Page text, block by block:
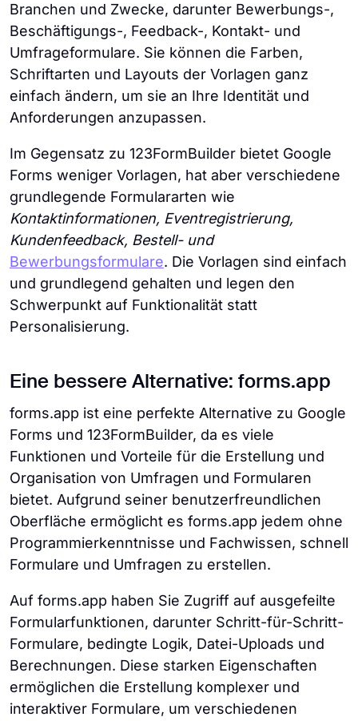
Branchen und Zwecke, darunter Bewerbungs-,
Beschäftigungs-, Feedback-, Kontakt- und
Umfrageformulare. Sie können die Farben,
Schriftarten und Layouts der Vorlagen ganz
einfach ändern, um sie an Ihre Identität und
Anforderungen anzupassen.
Im Gegensatz zu 123FormBuilder bietet Google
Forms weniger Vorlagen, hat aber verschiedene
grundlegende Formulararten wie
Kontaktinformationen, Eventregistrierung,
Kundenfeedback, Bestell- und
Bewerbungsformulare. Die Vorlagen sind einfach
und grundlegend gehalten und legen den
Schwerpunkt auf Funktionalität statt
Personalisierung.
Eine bessere Alternative: forms.app
forms.app ist eine perfekte Alternative zu Google
Forms und 123FormBuilder, da es viele
Funktionen und Vorteile für die Erstellung und
Organisation von Umfragen und Formularen
bietet. Aufgrund seiner benutzerfreundlichen
Oberfläche ermöglicht es forms.app jedem ohne
Programmierkenntnisse und Fachwissen, schnell
Formulare und Umfragen zu erstellen.
Auf forms.app haben Sie Zugriff auf ausgefeilte
Formularfunktionen, darunter Schritt-für-Schritt-
Formulare, bedingte Logik, Datei-Uploads und
Berechnungen. Diese starken Eigenschaften
ermöglichen die Erstellung komplexer und
interaktiver Formulare, um verschiedenen